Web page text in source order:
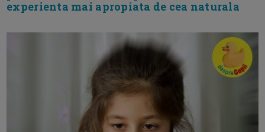
experienta mai apropiata de cea naturala